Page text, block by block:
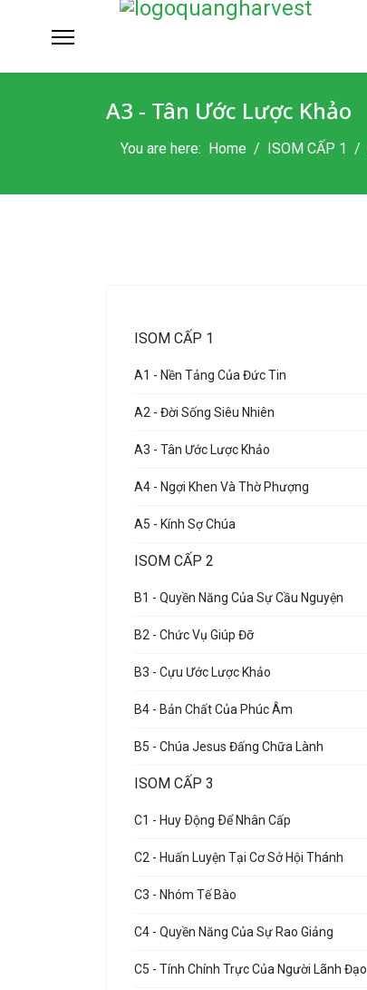
A3 - Tân Ước Lược Khảo
You are here: Home ISOM CẤP 1
ISOM CẤP 1
A1 - Nền Tảng Của Đức Tin
A2 - Đời Sống Siêu Nhiên
A3 - Tân Ước Lược Khảo
A4 - Ngợi Khen Và Thờ Phượng
A5 - Kính Sợ Chúa
ISOM CẤP 2
B1 - Quyền Năng Của Sự Cầu Nguyện
B2 - Chức Vụ Giúp Đỡ
B3 - Cựu Ước Lược Khảo
B4 - Bản Chất Của Phúc Âm
B5 - Chúa Jesus Đấng Chữa Lành
ISOM CẤP 3
C1 - Huy Ðộng Ðể Nhân Cấp
C2 - Huấn Luyện Tại Cơ Sở Hội Thánh
C3 - Nhóm Tế Bào
C4 - Quyền Năng Của Sự Rao Giảng
C5 - Tính Chính Trực Của Người Lãnh Đạo